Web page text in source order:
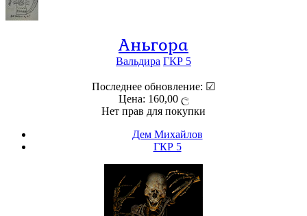
Аньгора
Вальдира ГКР 5
Последнее обновление: ☑
Цена: 160,00 ල
Нет прав для покупки
Дем Михайлов
ГКР 5